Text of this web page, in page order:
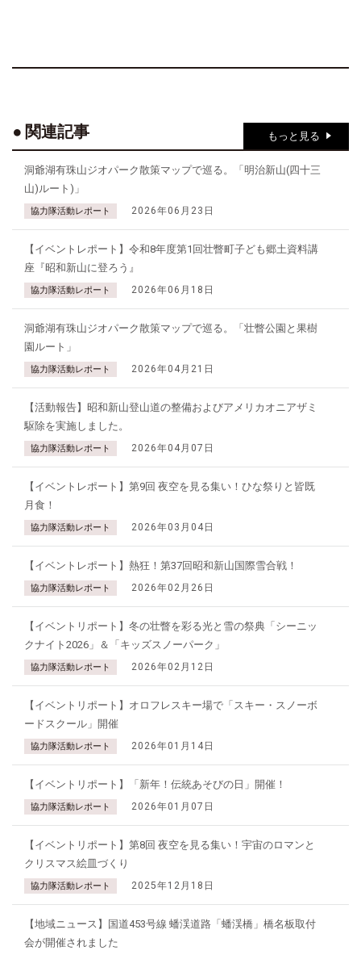
関連記事 もっと見る
洞爺湖有珠山ジオパーク散策マップで巡る。「明治新山(四十三
山)ルート)」
協力隊活動レポート 2026年06月23日
【イベントレポート】令和8年度第1回壮瞥町子ども郷土資料講
座『昭和新山に登ろう』
協力隊活動レポート 2026年06月18日
洞爺湖有珠山ジオパーク散策マップで巡る。「壮瞥公園と果樹
園ルート」
協力隊活動レポート 2026年04月21日
【活動報告】昭和新山登山道の整備およびアメリカオニアザミ
駆除を実施しました。
協力隊活動レポート 2026年04月07日
【イベントレポート】第9回 夜空を見る集い！ひな祭りと皆既
月食！
協力隊活動レポート 2026年03月04日
【イベントレポート】熱狂！第37回昭和新山国際雪合戦！
協力隊活動レポート 2026年02月26日
【イベントリポート】冬の壮瞥を彩る光と雪の祭典「シーニッ
クナイト2026」＆「キッズスノーパーク」
協力隊活動レポート 2026年02月12日
【イベントリポート】オロフレスキー場で「スキー・スノーボ
ードスクール」開催
協力隊活動レポート 2026年01月14日
【イベントリポート】「新年！伝統あそびの日」開催！
協力隊活動レポート 2026年01月07日
【イベントリポート】第8回 夜空を見る集い！宇宙のロマンと
クリスマス絵皿づくり
協力隊活動レポート 2025年12月18日
【地域ニュース】国道453号線 蟠渓道路「蟠渓橋」橋名板取付
会が開催されました